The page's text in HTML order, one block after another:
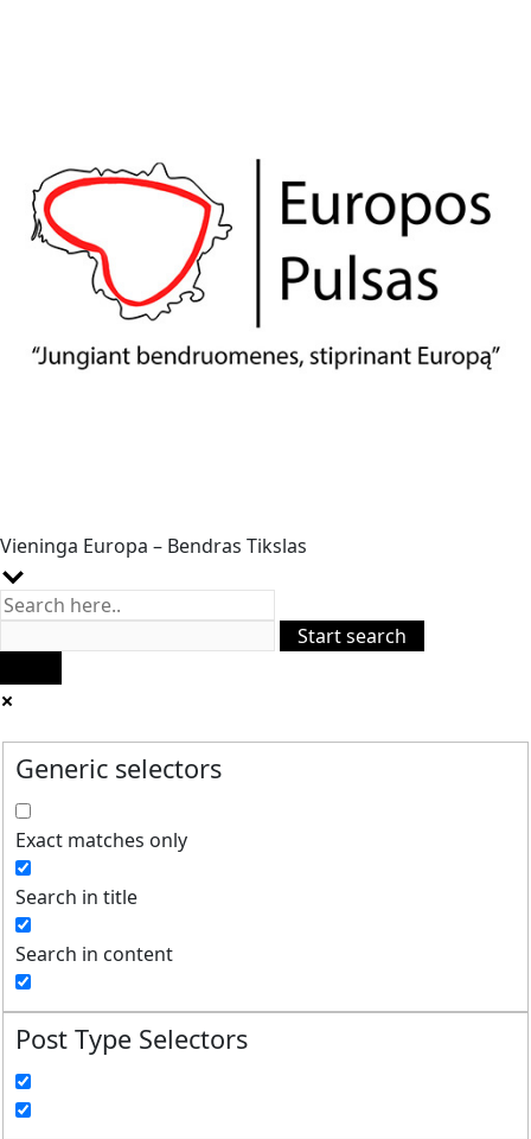
Vieninga Europa – Bendras Tikslas
Generic selectors
Exact matches only
Search in title
Search in content
Post Type Selectors